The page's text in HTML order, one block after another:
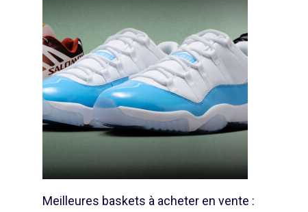
Meilleures baskets à acheter en vente :